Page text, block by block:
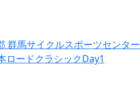
群馬サイクルスポーツセンター
ロードクラシックDay1